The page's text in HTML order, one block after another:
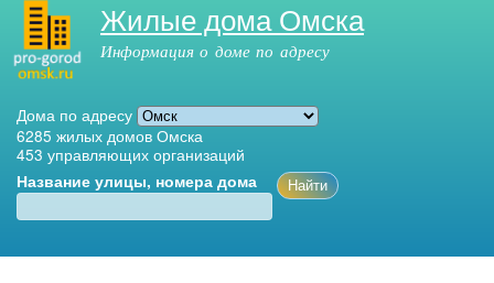
Перейти к
основному
Жилые дома Омска
Информация о доме по адресу
Дома по адресу
6285 жилых домов Омска
453 управляющих организаций
Название улицы, номера дома